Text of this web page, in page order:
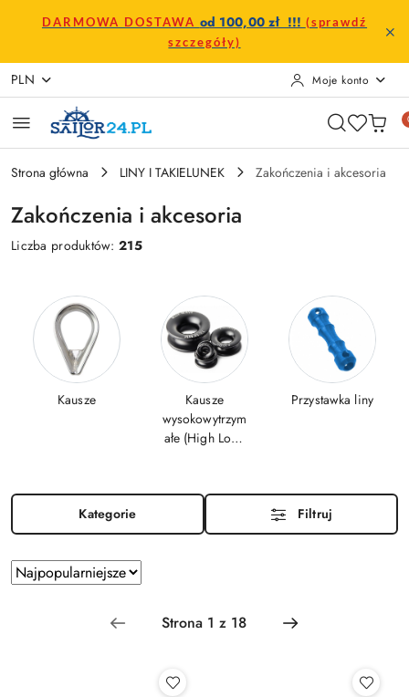
Przejdź do treści głównej
Przejdź do wyszukiwarki
Przejdź do moje konto
Przejdź do menu głównego
Przejdź do stopki
DARMOWA DOSTAWA od 100,00 zł !!! (sprawdź
szczegóły)
PLN Moje konto
Strona główna LINY I TAKIELUNEK Zakończenia i akcesoria
Zakończenia i akcesoria
Liczba produktów:215
Kausze
Kausze
wysokowytrzym
ałe (High Load
Przystawka liny
Kategorie Filtruj
Zastosowano
sortowanie:
Najpopularniejsze.
Sortuj
według